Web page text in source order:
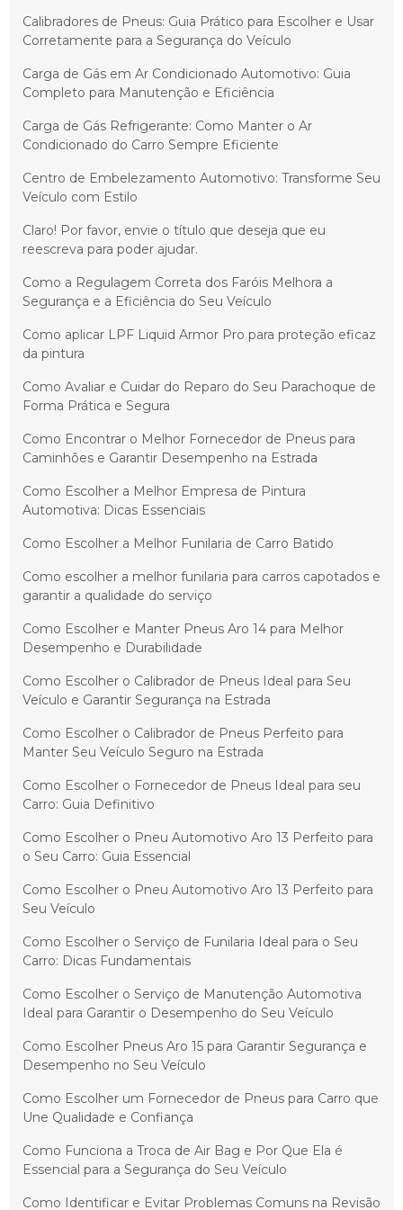
Calibradores de Pneus: Guia Prático para Escolher e Usar
Corretamente para a Segurança do Veículo
Carga de Gás em Ar Condicionado Automotivo: Guia
Completo para Manutenção e Eficiência
Carga de Gás Refrigerante: Como Manter o Ar
Condicionado do Carro Sempre Eficiente
Centro de Embelezamento Automotivo: Transforme Seu
Veículo com Estilo
Claro! Por favor, envie o título que deseja que eu
reescreva para poder ajudar.
Como a Regulagem Correta dos Faróis Melhora a
Segurança e a Eficiência do Seu Veículo
Como aplicar LPF Liquid Armor Pro para proteção eficaz
da pintura
Como Avaliar e Cuidar do Reparo do Seu Parachoque de
Forma Prática e Segura
Como Encontrar o Melhor Fornecedor de Pneus para
Caminhões e Garantir Desempenho na Estrada
Como Escolher a Melhor Empresa de Pintura
Automotiva: Dicas Essenciais
Como Escolher a Melhor Funilaria de Carro Batido
Como escolher a melhor funilaria para carros capotados e
garantir a qualidade do serviço
Como Escolher e Manter Pneus Aro 14 para Melhor
Desempenho e Durabilidade
Como Escolher o Calibrador de Pneus Ideal para Seu
Veículo e Garantir Segurança na Estrada
Como Escolher o Calibrador de Pneus Perfeito para
Manter Seu Veículo Seguro na Estrada
Como Escolher o Fornecedor de Pneus Ideal para seu
Carro: Guia Definitivo
Como Escolher o Pneu Automotivo Aro 13 Perfeito para
o Seu Carro: Guia Essencial
Como Escolher o Pneu Automotivo Aro 13 Perfeito para
Seu Veículo
Como Escolher o Serviço de Funilaria Ideal para o Seu
Carro: Dicas Fundamentais
Como Escolher o Serviço de Manutenção Automotiva
Ideal para Garantir o Desempenho do Seu Veículo
Como Escolher Pneus Aro 15 para Garantir Segurança e
Desempenho no Seu Veículo
Como Escolher um Fornecedor de Pneus para Carro que
Une Qualidade e Confiança
Como Funciona a Troca de Air Bag e Por Que Ela é
Essencial para a Segurança do Seu Veículo
Como Identificar e Evitar Problemas Comuns na Revisão